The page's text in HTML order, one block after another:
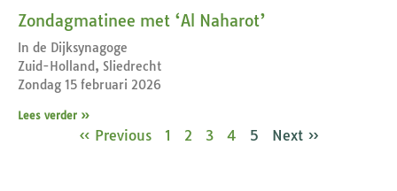
Zondagmatinee met ‘Al Naharot’
In de Dijksynagoge
Zuid-Holland, Sliedrecht
Zondag 15 februari 2026
Lees verder »
« Previous 1 2 3 4 5 Next »